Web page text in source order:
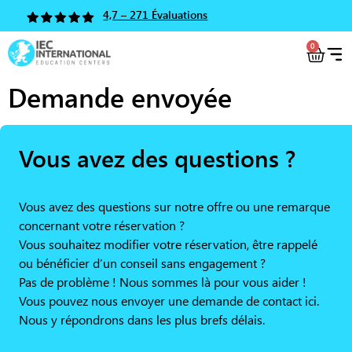
4,7 – 271 Évaluations
0
Demande envoyée
Vous avez des questions ?
Vous avez des questions sur notre offre ou une remarque
concernant votre réservation ?
Vous souhaitez modifier votre réservation, être rappelé
ou bénéficier d’un conseil sans engagement ?
Pas de problème ! Nous sommes là pour vous aider !
Vous pouvez nous envoyer une demande de contact ici.
Nous y répondrons dans les plus brefs délais.